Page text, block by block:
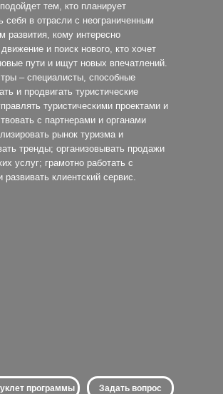
тем, кто планирует
себя в отрасли с неограниченным
развития, кому интересно
и поиск нового, кто хочет
пути и ищут новых впечатлений.
– специалисты, способные
и продвигать туристические
туристическими проектами и
с партнерами и органами
рынок туризма и
тренды; организовывать продажи
услуг; грамотно работать с
развивать клиентский сервис.
Задать вопрос
программы